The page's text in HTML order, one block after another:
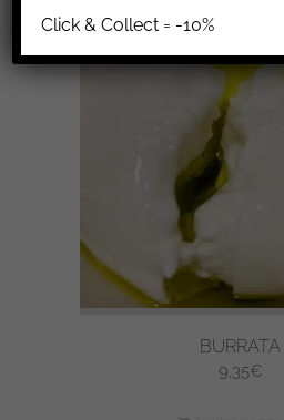
BURRATA
9,35€
Click & Collect = -10%